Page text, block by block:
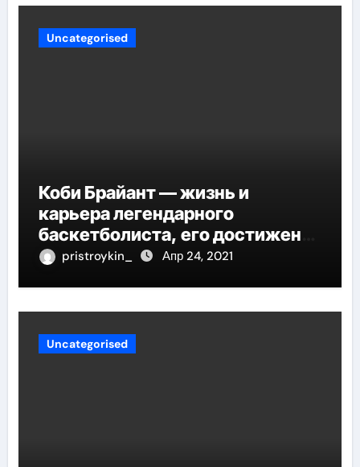
Uncategorised
Коби Брайант — жизнь и
карьера легендарного
баскетболиста, его достижения
и наследие
pristroykin_ Апр 24, 2021
Uncategorised